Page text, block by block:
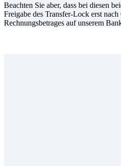
Beachten Sie aber, dass bei diesen
Freigabe des Transfer-Lock erst
Rechnungsbetrages auf unserem